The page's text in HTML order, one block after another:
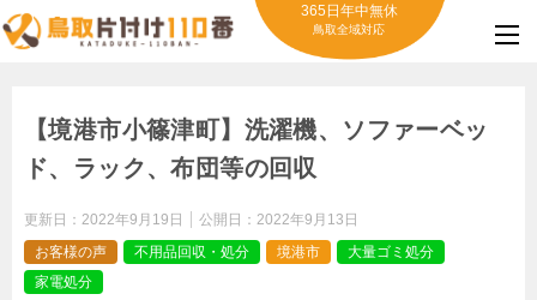
365日年中無休
鳥取全域対応
【境港市小篠津町】洗濯機、ソファーベッ
ド、ラック、布団等の回収
更新日： 2022年9月19日 公開日： 2022年9月13日
お客様の声
不用品回収・処分 境港市
大量ゴミ処分
家電処分